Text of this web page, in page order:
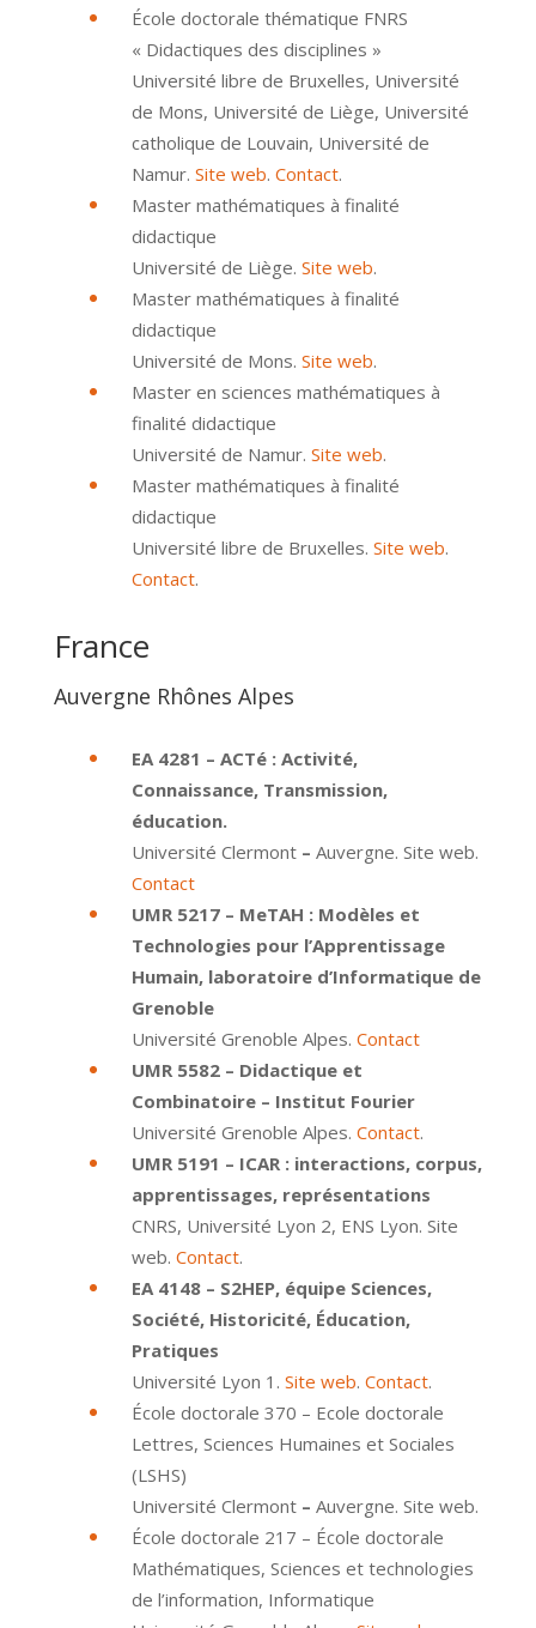
École doctorale thématique FNRS
« Didactiques des disciplines »
Université libre de Bruxelles, Université
de Mons, Université de Liège, Université
catholique de Louvain, Université de
Namur. Site web. Contact.
Master mathématiques à finalité
didactique
Université de Liège. Site web.
Master mathématiques à finalité
didactique
Université de Mons. Site web.
Master en sciences mathématiques à
finalité didactique
Université de Namur. Site web.
Master mathématiques à finalité
didactique
Université libre de Bruxelles. Site web.
Contact.
France
Auvergne Rhônes Alpes
EA 4281 – ACTé : Activité,
Connaissance, Transmission,
éducation.
Université Clermont – Auvergne. Site web.
Contact
UMR 5217 – MeTAH : Modèles et
Technologies pour l’Apprentissage
Humain, laboratoire d’Informatique de
Grenoble
Université Grenoble Alpes. Contact
UMR 5582 – Didactique et
Combinatoire – Institut Fourier
Université Grenoble Alpes. Contact.
UMR 5191 – ICAR : interactions, corpus,
apprentissages, représentations
CNRS, Université Lyon 2, ENS Lyon. Site
web. Contact.
EA 4148 – S2HEP, équipe Sciences,
Société, Historicité, Éducation,
Pratiques
Université Lyon 1. Site web. Contact.
École doctorale 370 – Ecole doctorale
Lettres, Sciences Humaines et Sociales
(LSHS)
Université Clermont – Auvergne. Site web.
École doctorale 217 – École doctorale
Mathématiques, Sciences et technologies
de l’information, Informatique